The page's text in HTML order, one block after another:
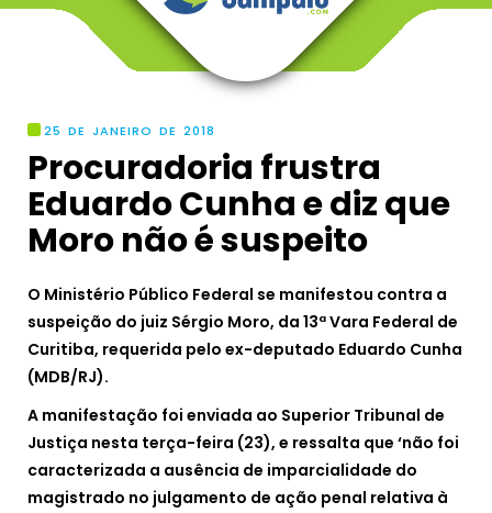
25 DE JANEIRO DE 2018
Procuradoria frustra
Eduardo Cunha e diz que
Moro não é suspeito
O Ministério Público Federal se manifestou contra a
suspeição do juiz Sérgio Moro, da 13ª Vara Federal de
Curitiba, requerida pelo ex-deputado Eduardo Cunha
(MDB/RJ).
A manifestação foi enviada ao Superior Tribunal de
Justiça nesta terça-feira (23), e ressalta que ‘não foi
caracterizada a ausência de imparcialidade do
magistrado no julgamento de ação penal relativa à